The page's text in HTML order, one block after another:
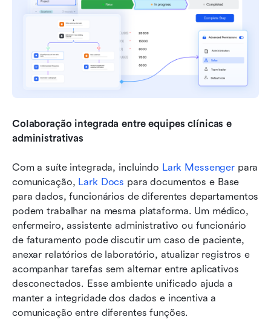
Colaboração integrada entre equipes clínicas e
administrativas
Com a suíte integrada, incluindo Lark Messenger para
comunicação, Lark Docs para documentos e Base
para dados, funcionários de diferentes departamentos
podem trabalhar na mesma plataforma. Um médico,
enfermeiro, assistente administrativo ou funcionário
de faturamento pode discutir um caso de paciente,
anexar relatórios de laboratório, atualizar registros e
acompanhar tarefas sem alternar entre aplicativos
desconectados. Esse ambiente unificado ajuda a
manter a integridade dos dados e incentiva a
comunicação entre diferentes funções.